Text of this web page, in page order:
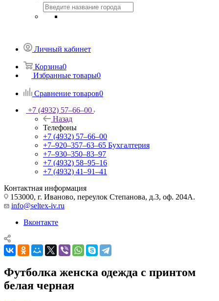
Личный кабинет
Корзина0
Избранные товары0
Сравнение товаров0
+7 (4932) 57‒66‒00
Назад
Телефоны
+7 (4932) 57‒66‒00
+7‒920‒357‒63‒65 Бухгалтерия
+7‒930‒350‒83‒97
+7 (4932) 58‒95‒16
+7 (4932) 41‒91‒41
Контактная информация
153000, г. Иваново, переулок Степанова, д.3, оф. 204А.
info@seltex-iv.ru
Вконтакте
Футболка женска одежда с принтом
белая черная